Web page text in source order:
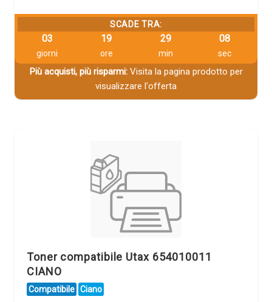
SCADE TRA:
03
giorni
19
ore
29
min
08
sec
Più acquisti, più risparmi:Visita la pagina prodotto per
visualizzare l'offerta
Toner compatibile Utax 654010011
CIANO
Compatibile Ciano